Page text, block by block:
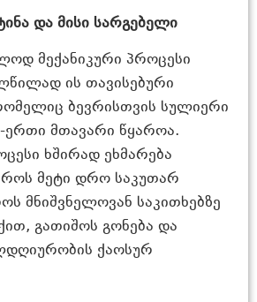
და მისი სარგებელი
მექანიკური პროცესი
ის თავისებური
ბევრისთვის სულიერი
ერთი მთავარი წყაროა.
ხშირად ეხმარება
მეტი დრო საკუთარ
მნიშვნელოვან საკითხებზე
გათიშოს გონება და
ქაოსურ